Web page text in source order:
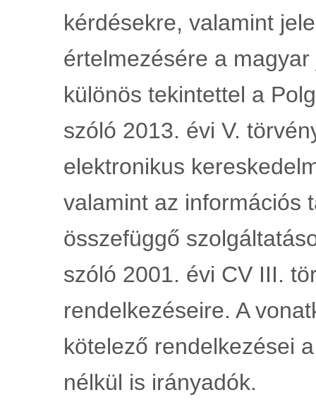
kérdésekre, valamint
értelmezésére a
különös tekintettel a
szóló 2013. évi V.
elektronikus
valamint az információs
összefüggő
szóló 2001. évi CV III.
rendelkezéseire. A
kötelező rendelkezései
nélkül is irányadók.